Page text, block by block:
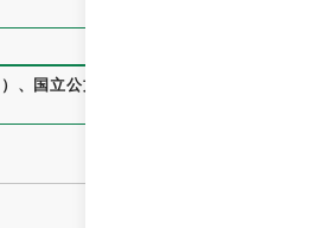
） 、 国立公文書館デジタルアーカイブ